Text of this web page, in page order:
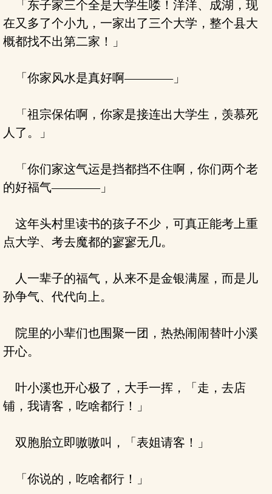
「东子家三个全是大学生喽！洋洋、成湖，现
在又多了个小九，一家出了三个大学，整个县大
概都找不出第二家！」
「你家风水是真好啊————」
「祖宗保佑啊，你家是接连出大学生，羡慕死
人了。」
「你们家这气运是挡都挡不住啊，你们两个老
的好福气————」
这年头村里读书的孩子不少，可真正能考上重
点大学、考去魔都的寥寥无几。
人一辈子的福气，从来不是金银满屋，而是儿
孙争气、代代向上。
院里的小辈们也围聚一团，热热闹闹替叶小溪
开心。
叶小溪也开心极了，大手一挥，「走，去店
铺，我请客，吃啥都行！」
双胞胎立即嗷嗷叫，「表姐请客！」
「你说的，吃啥都行！」